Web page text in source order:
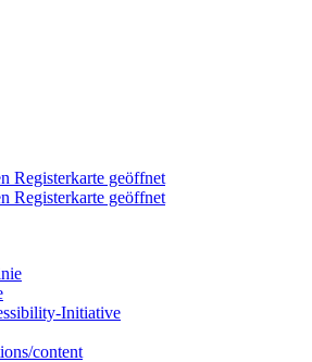
Registerkarte geöffnet
Registerkarte geöffnet
Initiative
content